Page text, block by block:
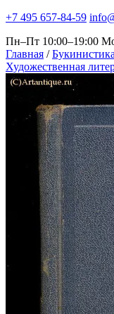
+7 495 657-84-59
Пн–Пт 10:00–19:00
Главная / Букинистика
Художественная